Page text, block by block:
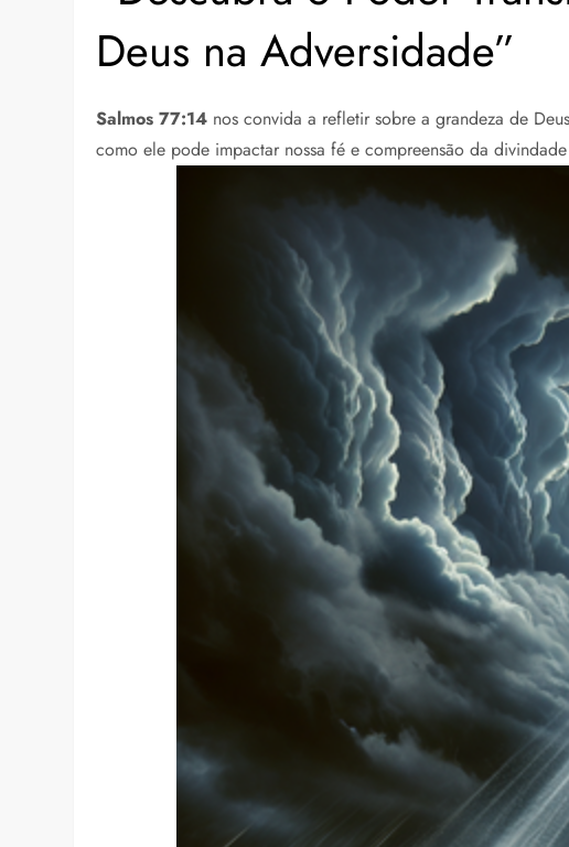
Deus na Adversidade”
Salmos 77:14 nos convida a refletir sobre a grandeza de
como ele pode impactar nossa fé e compreensão da